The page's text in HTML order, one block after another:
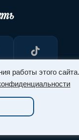
работы этого сайта.